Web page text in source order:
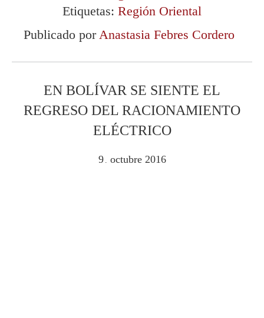
Etiquetas: Región Oriental
Publicado porAnastasia Febres Cordero
EN BOLÍVAR SE SIENTE EL
REGRESO DEL RACIONAMIENTO
ELÉCTRICO
9 . octubre 2016